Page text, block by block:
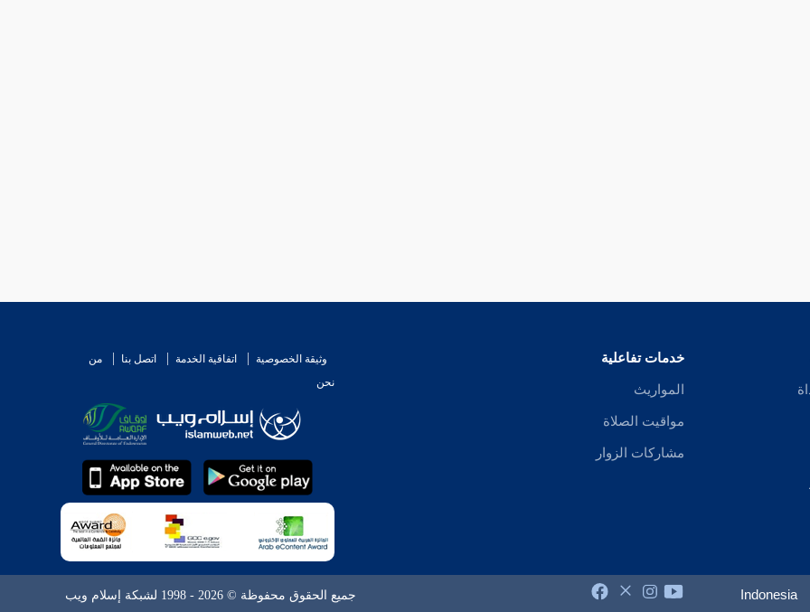
خدمات تفاعلية
المواريث
مواقيت الصلاة
مشاركات الزوار
وثيقة الخصوصية اتفاقية الخدمة اتصل بنا
من
نحن
Indonesia جميع الحقوق محفوظة © 2026 - 1998 لشبكة إسلام ويب